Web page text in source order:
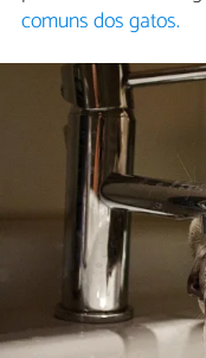
comuns dos gatos.